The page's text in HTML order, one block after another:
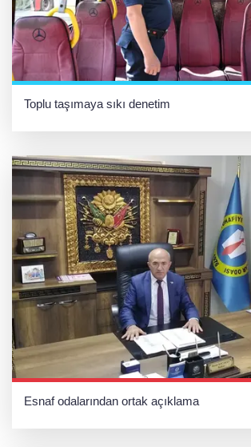
Toplu taşımaya sıkı denetim
Esnaf odalarından ortak açıklama